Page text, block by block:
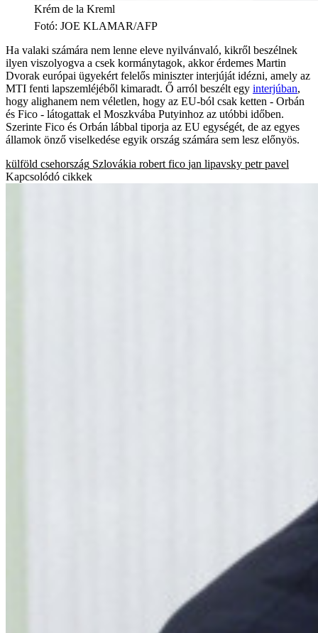
Krém de la Kreml
Fotó: JOE KLAMAR/AFP
Ha valaki számára nem lenne eleve nyilvánvaló, kikről beszélnek
ilyen viszolyogva a csek kormánytagok, akkor érdemes Martin
Dvorak európai ügyekért felelős miniszter interjúját idézni, amely az
MTI fenti lapszemléjéből kimaradt. Ő arról beszélt egy interjúban,
hogy alighanem nem véletlen, hogy az EU-ból csak ketten - Orbán
és Fico - látogattak el Moszkvába Putyinhoz az utóbbi időben.
Szerinte Fico és Orbán lábbal tiporja az EU egységét, de az egyes
államok önző viselkedése egyik ország számára sem lesz előnyös.
külföld csehország Szlovákia robert fico jan lipavsky petr pavel
Kapcsolódó cikkek